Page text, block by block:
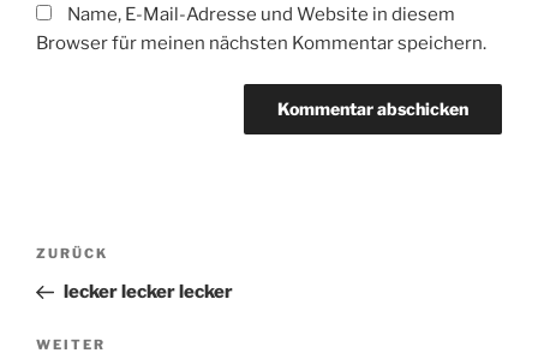
Name, E-Mail-Adresse und Website in diesem
Browser für meinen nächsten Kommentar speichern.
Beitragsnavigation
Vorheriger
Beitrag
ZURÜCK
lecker lecker lecker
Nächster
WEITER